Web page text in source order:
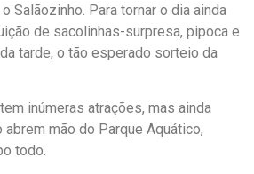
Salãozinho. Para tornar o dia ainda
de sacolinhas-surpresa, pipoca e
tarde, o tão esperado sorteio da
inúmeras atrações, mas ainda
mão do Parque Aquático,
todo.